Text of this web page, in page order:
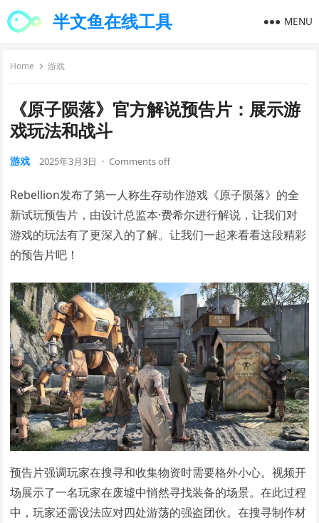
半文鱼在线工具 MENU
Home 游戏
《原子陨落》官方解说预告片：展示游
戏玩法和战斗
游戏 2025年3月3日 · Comments off
Rebellion发布了第一人称生存动作游戏《原子陨落》的全
新试玩预告片，由设计总监本·费希尔进行解说，让我们对
游戏的玩法有了更深入的了解。让我们一起来看看这段精彩
的预告片吧！
预告片强调玩家在搜寻和收集物资时需要格外小心。视频开
场展示了一名玩家在废墟中悄然寻找装备的场景。在此过程
中，玩家还需设法应对四处游荡的强盗团伙。在搜寻制作材